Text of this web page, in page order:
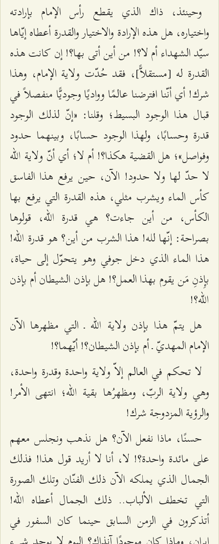
وحينئذ، ذاك الذي يقطع رأس الإمام بإرادته
واختياره، هل هذه الإرادة والاختيار والقدرة أعطاه إيّاها
سيّد الشهداء أم لا؟! من أين أتى بها؟! إن كانت هذه
القدرة له [مستقلاًّ]، فقد حُدّت ولاية الإمام، وهذا
شرك! أي أنّنا افترضنا عالمًا وواديًا وجوديًّا منفصلاً في
قبال هذا الوجود البسيط؛ وقلنا: «إنّ لذلك الوجود
قدرة وحسابًا، ولهذا الوجود حسابًا، وبينهما حدود
وفواصل»؛ هل القضية هكذا؟! أم لا؛ أي أنّ ولاية الله
لا حدّ لها ولا حدود! الآن، حين يرفع هذا الفاسق
كأس الماء ويشرب مثلي، هذه القدرة التي يرفع بها
الكأس، من أين جاءت؟ هي قدرة الله، قولوها
بصراحة: إنّها لله! هذا الشرب من أين؟ هو قدرة الله!
هذا الماء الذي دخل جوفي وهو يتحوّل إلى حياة،
بإِذنِ مَن يقوم بهذا العمل؟! هل بإذن الشيطان أم بإذن
الله؟!
هل يتمّ هذا بإذن ولاية الله ـ التي مظهرها الآن
الإمام المهديّ ـ أم بإذن الشيطان؟! أيّهما؟!
لا تحكم في العالم إلاّ ولاية واحدة وقدرة واحدة،
وهي ولاية الربّ، ومظهرُها بقية الله؛ انتهى الأمر!
والرؤية المزدوجة شرك!
حسنًا، ماذا نفعل الآن؟ هل نذهب ونجلس معهم
على مائدة واحدة؟! لا، أنا لا أريد قول هذا! فذلك
الجمال الذي يملكه الآن ذلك الفنّان وتلك الصورة
التي تخطف الألباب.. ذلك الجمال أعطاه الله!
أتذكرون في الزمن السابق حينما كان السفور في